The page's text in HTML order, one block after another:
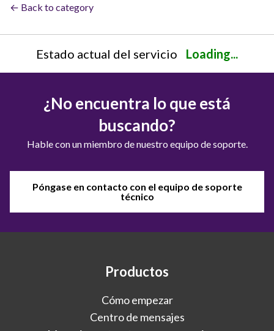
← Back to category
Estado actual del servicio Loading...
¿No encuentra lo que está
buscando?
Hable con un miembro de nuestro equipo de soporte.
Póngase en contacto con el equipo de soporte
técnico
Productos
Cómo empezar
Centro de mensajes